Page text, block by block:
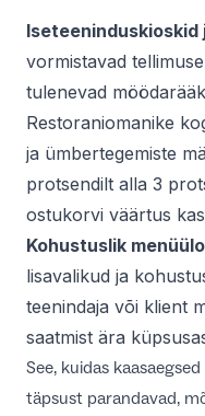
Iseteeninduskioskid
vormistavad
tulenevad
Restoraniomanike
ja ümbertegemiste
protsendilt alla 3
ostukorvi väärtus
Kohustuslik
lisavalikud ja
teenindaja või klient
saatmist ära
See, kuidas
täpsust parandavad,